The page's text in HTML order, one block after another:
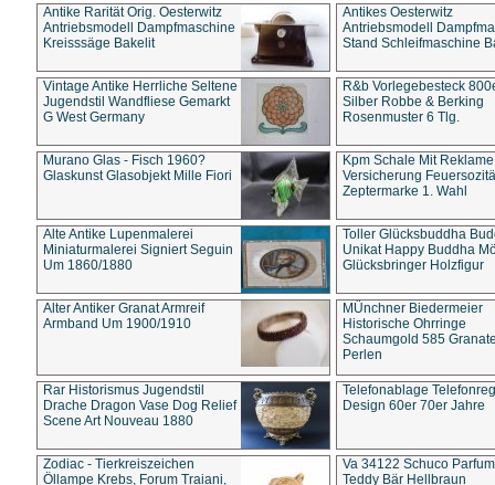
Antike Rarität Orig. Oesterwitz
Antriebsmodell Dampfmaschine
Kreisssäge Bakelit
Antikes Oesterwitz
Antriebsmodell
Stand Schleifmaschine
Vintage Antike Herrliche Seltene
Jugendstil Wandfliese Gemarkt
G West Germany
R&b Vorlegebesteck
Silber Robbe & Berking
Rosenmuster 6 Tlg.
Murano Glas - Fisch 1960?
Glaskunst Glasobjekt Mille Fiori
Kpm Schale Mit Reklame
Versicherung
Zeptermarke 1. Wahl
Alte Antike Lupenmalerei
Miniaturmalerei Signiert Seguin
Um 1860/1880
Toller Glücksbuddha
Unikat Happy Buddha
Glücksbringer Holzfigur
Alter Antiker Granat Armreif
Armband Um 1900/1910
MÜnchner Biedermeier
Historische Ohrringe
Schaumgold 585
Perlen
Rar Historismus Jugendstil
Drache Dragon Vase Dog Relief
Scene Art Nouveau 1880
Telefonablage
Design 60er 70er Jahre
Zodiac - Tierkreiszeichen
Öllampe Krebs, Forum Traiani,
Va 34122 Schuco
Teddy Bär Hellbraun